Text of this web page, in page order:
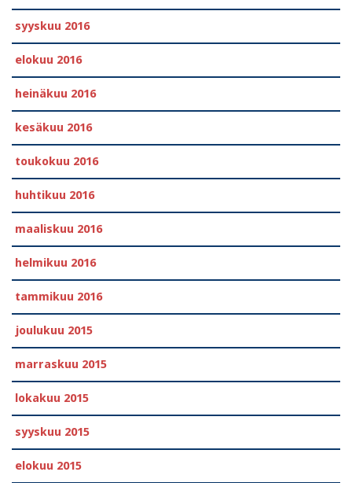
syyskuu 2016
elokuu 2016
heinäkuu 2016
kesäkuu 2016
toukokuu 2016
huhtikuu 2016
maaliskuu 2016
helmikuu 2016
tammikuu 2016
joulukuu 2015
marraskuu 2015
lokakuu 2015
syyskuu 2015
elokuu 2015